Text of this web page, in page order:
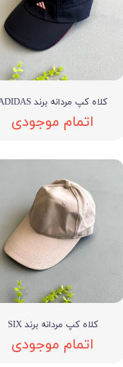
کلاه کپ مردانه برند ADIDAS
اتمام موجودی
کلاه کپ مردانه برند SIX
اتمام موجودی